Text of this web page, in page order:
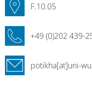
F.10.05
+49 (0)202 439-
potikha[at]uni-